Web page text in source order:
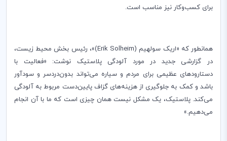
برای کسب‌وکار نیز مناسب است.
همانطور که «اریک سولهیم (Erik Solheim)»، رئیس بخش محیط‌ زیست،
در گزارشی جدید در مورد آلودگی پلاستیک نوشت: «فعالیت با
دستارودهای عظیمی برای مردم و سیاره می‌تواند بدون‌دردسر و سودآور
باشد و کمک به جلوگیری از هزینه‌های گزاف پایین‌دست مربوط به آلودگی
می‌کند. پلاستیک، یک مشکل نیست همان چیزی است که ما با آن انجام
می‌دهیم.»